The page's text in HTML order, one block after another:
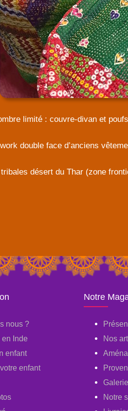
limité : couvre-divan et
double face d’anciens
désert du Thar (zone
nous ?
en Inde
enfant
enfant
Notre
Nos
Notre